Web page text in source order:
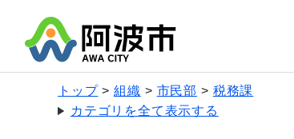
トップ 組織 市民部
税務課
カテゴリを全て表示する